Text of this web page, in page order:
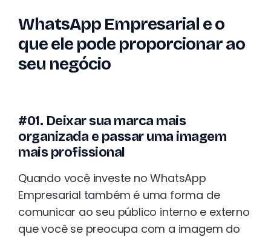
WhatsApp Empresarial e o
que ele pode proporcionar ao
seu negócio
#01. Deixar sua marca mais
organizada e passar uma imagem
mais profissional
Quando você investe no WhatsApp
Empresarial também é uma forma de
comunicar ao seu público interno e externo
que você se preocupa com a imagem do